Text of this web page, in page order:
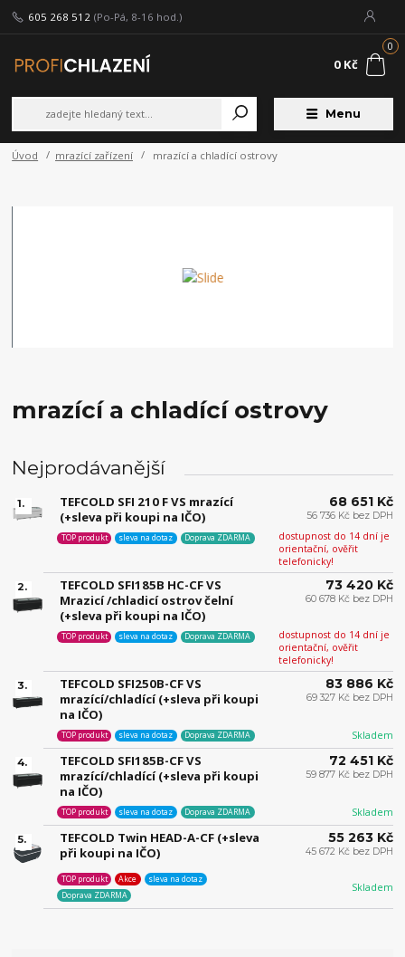
Menu
605 268 512 (Po-Pá, 8-16 hod.)
0
0 Kč
Úvod mrazící zařízení mrazící a chladící ostrovy
mrazící a chladící ostrovy
Nejprodávanější
1.
TEFCOLD SFI 210 F VS mrazící
(+sleva při koupi na IČO)
dostupnost do 14 dní je
orientační, ověřit
telefonicky!
TOP produkt sleva na dotaz Doprava ZDARMA
68 651 Kč
56 736 Kč bez DPH
2.
TEFCOLD SFI185B HC-CF VS
Mrazicí /chladicí ostrov čelní
(+sleva při koupi na IČO)
dostupnost do 14 dní je
orientační, ověřit
telefonicky!
TOP produkt sleva na dotaz Doprava ZDARMA
73 420 Kč
60 678 Kč bez DPH
3.
TEFCOLD SFI250B-CF VS
mrazící/chladící (+sleva při koupi
na IČO)
Skladem
TOP produkt sleva na dotaz Doprava ZDARMA
83 886 Kč
69 327 Kč bez DPH
4.
TEFCOLD SFI185B-CF VS
mrazící/chladící (+sleva při koupi
na IČO)
Skladem
TOP produkt sleva na dotaz Doprava ZDARMA
72 451 Kč
59 877 Kč bez DPH
5.
TEFCOLD Twin HEAD-A-CF (+sleva
při koupi na IČO)
Skladem
TOP produkt Akce
sleva na dotaz
Doprava ZDARMA
55 263 Kč
45 672 Kč bez DPH